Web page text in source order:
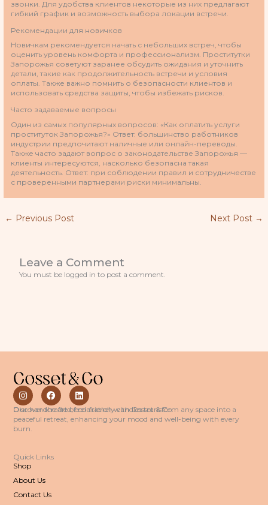
звонки. Для удобства клиентов некоторые из них предлагают
гибкий график и возможность выбора локации встречи.
Рекомендации для новичков
Новичкам рекомендуется начать с небольших встреч, чтобы
оценить уровень комфорта и профессионализм. Проститутки
Запорожья советуют заранее обсудить ожидания и уточнить
детали, такие как продолжительность встречи и условия
оплаты. Также важно помнить о безопасности клиентов и
использовать средства защиты, чтобы избежать рисков.
Часто задаваемые вопросы
Один из самых популярных вопросов: «Как оплатить услуги
проституток Запорожья?» Ответ: большинство работников
индустрии предпочитают наличные или онлайн-переводы.
Также часто задают вопрос о законодательстве Запорожья —
клиенты интересуются, насколько безопасна такая
деятельность. Ответ: при соблюдении правил и сотрудничестве
с проверенными партнерами риски минимальны.
← Previous Post Next Post →
Leave a Comment
You must be logged in to post a comment.
I
n
s
t
a
g
m
F
a
c
e
b
L
i
n
k
e
Discover the art of relaxation with Cosset & Co.
Our handcrafted, eco-friendly candles transform any space into a
peaceful retreat, enhancing your mood and well-being with every
burn.
Quick Links
Shop
About Us
Contact Us